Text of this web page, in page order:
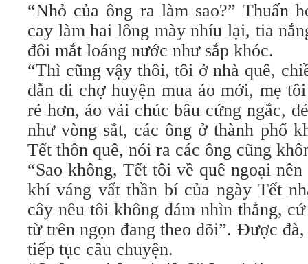
“Nhỏ của ông ra làm sao?” Thuấn
cay làm hai lông mày nhíu lại, tia
đôi mắt loáng nước như sắp khóc.
“Thì cũng vậy thôi, tôi ở nhà quê,
dẫn đi chợ huyện mua áo mới, mẹ
rẻ hơn, áo vải chúc bâu cứng ngắc,
như vòng sắt, các ông ở thành phố
Tết thôn quê, nói ra các ông cũng
“Sao không, Tết tôi về quê ngoại
khí váng vất thần bí của ngày Tết
cây nêu tôi không dám nhìn thẳng,
từ trên ngọn đang theo dõi”. Được
tiếp tục câu chuyện.